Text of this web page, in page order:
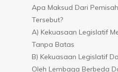
Apa Maksud Dari
Tersebut?
A) Kekuasaan Legislatif
Tanpa Batas
B) Kekuasaan Legislatif
Oleh Lembaga Berbeda